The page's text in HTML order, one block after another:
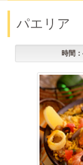
パエリア
時間